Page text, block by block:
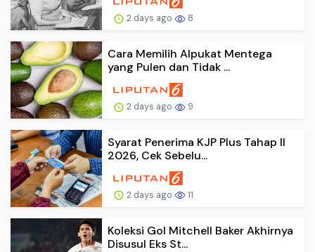
2 days ago 8
Cara Memilih Alpukat Mentega
yang Pulen dan Tidak ...
2 days ago 9
Syarat Penerima KJP Plus Tahap II
2026, Cek Sebelu...
2 days ago 11
Koleksi Gol Mitchell Baker Akhirnya
Disusul Eks St...